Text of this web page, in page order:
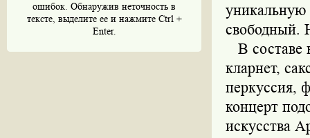
ошибок. Обнаружив неточность в
тексте, выделите ее и нажмите Ctrl +
Enter.
свободный.
В составе
кларнет,
перкуссия,
концерт
искусства